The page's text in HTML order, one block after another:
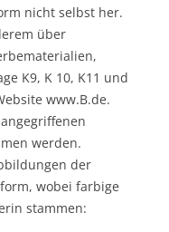
nicht selbst her.
über
K9, K 10, K11 und
www.B.de.
werden.
der
wobei farbige
stammen: